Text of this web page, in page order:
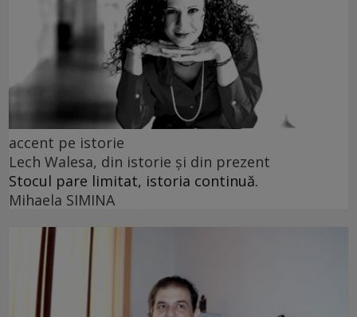
accent pe istorie
Lech Walesa, din istorie și din prezent
Stocul pare limitat, istoria continuă.
Mihaela SIMINA